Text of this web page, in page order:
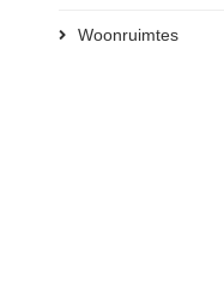
Woonruimtes